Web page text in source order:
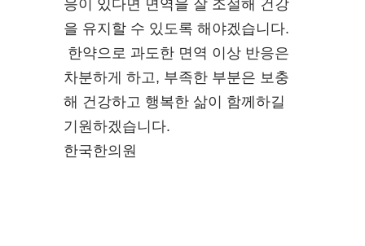
응이 있다면 면역을 잘 조절해 건강
을 유지할 수 있도록 해야겠습니다.
한약으로 과도한 면역 이상 반응은
차분하게 하고, 부족한 부분은 보충
해 건강하고 행복한 삶이 함께하길
기원하겠습니다.
한국한의원